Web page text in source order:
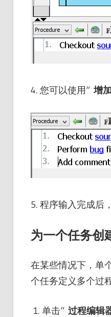
4. 您可以使用“增
5. 程序输入完成后
为一个任务创
在某些情况下，单
个任务定义多个过
单击“ 过程编辑